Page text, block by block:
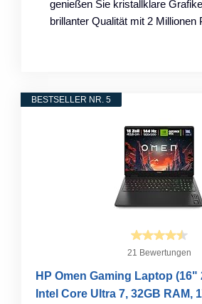
genießen Sie kristallklare
brillanter Qualität mit 2 Millionen
BESTSELLER NR. 5
21 Bewertungen
HP Omen Gaming Laptop (16"
Intel Core Ultra 7, 32GB RAM,